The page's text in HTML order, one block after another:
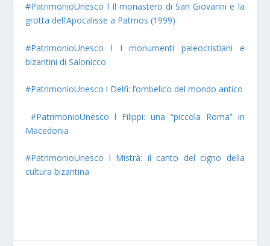
#PatrimonioUnesco l Il monastero di San Giovanni e la
grotta dell’Apocalisse a Patmos (1999)
#PatrimonioUnesco l I monumenti paleocristiani e
bizantini di Salonicco
#PatrimonioUnesco l Delfi: l’ombelico del mondo antico
#PatrimonioUnesco l Filippi: una “piccola Roma” in
Macedonia
#PatrimonioUnesco l Mistrà: il canto del cigno della
cultura bizantina